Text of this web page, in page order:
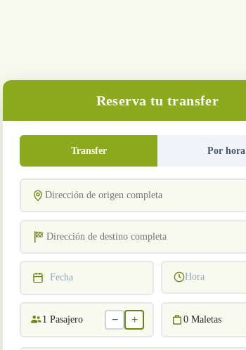
Reserva tu transfer
Transfer Por hora
Fecha Hora
1 Pasajero − + 0 Maletas